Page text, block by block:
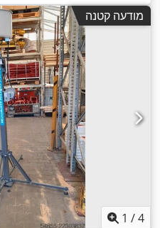
מודעה קטנה
1 /4